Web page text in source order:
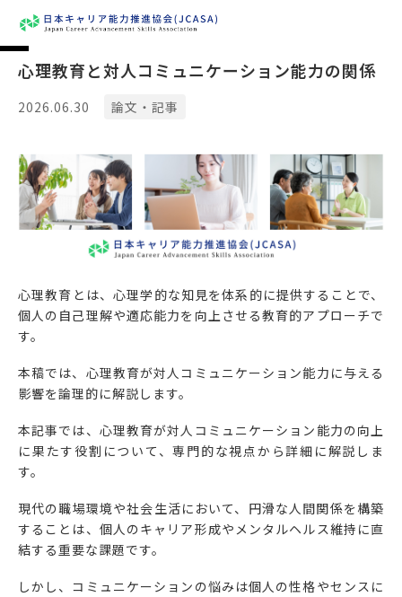
心理教育と対人コミュニケーション能力の関係
2026.06.30 論文・記事
心理教育とは、心理学的な知見を体系的に提供することで、
個人の自己理解や適応能力を向上させる教育的アプローチで
す。
本稿では、心理教育が対人コミュニケーション能力に与える
影響を論理的に解説します。
本記事では、心理教育が対人コミュニケーション能力の向上
に果たす役割について、専門的な視点から詳細に解説しま
す。
現代の職場環境や社会生活において、円滑な人間関係を構築
することは、個人のキャリア形成やメンタルヘルス維持に直
結する重要な課題です。
しかし、コミュニケーションの悩みは個人の性格やセンスに